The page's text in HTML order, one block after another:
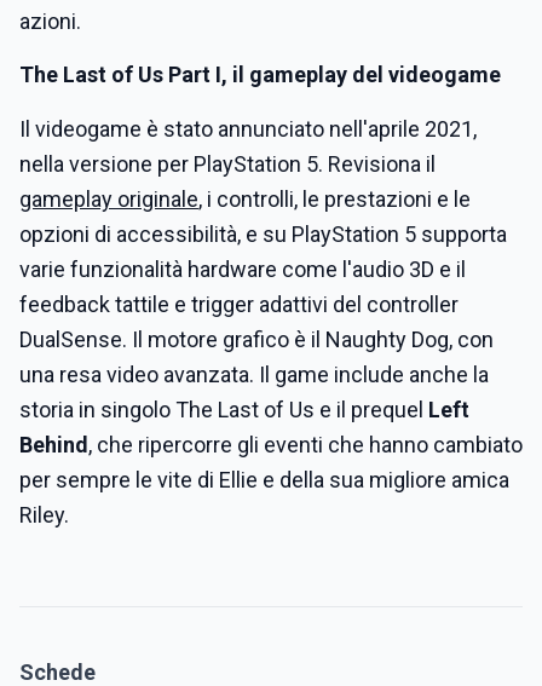
azioni.
The Last of Us Part I, il gameplay del videogame
Il videogame è stato annunciato nell'aprile 2021,
nella versione per PlayStation 5. Revisiona il
gameplay originale, i controlli, le prestazioni e le
opzioni di accessibilità, e su PlayStation 5 supporta
varie funzionalità hardware come l'audio 3D e il
feedback tattile e trigger adattivi del controller
DualSense. Il motore grafico è il Naughty Dog, con
una resa video avanzata. Il game include anche la
storia in singolo The Last of Us e il prequel Left
Behind , che ripercorre gli eventi che hanno cambiato
per sempre le vite di Ellie e della sua migliore amica
Riley.
Schede